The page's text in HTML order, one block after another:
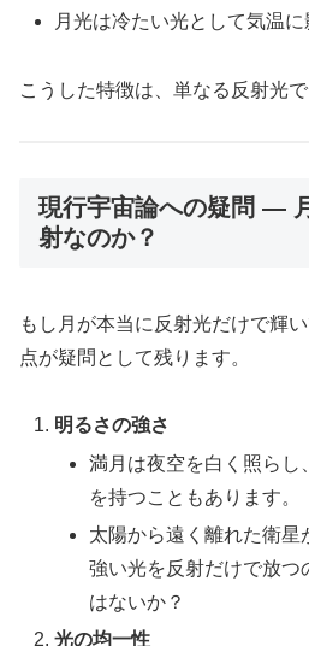
月光は冷たい光として気温
こうした特徴は、単なる反射光
現行宇宙論への疑問 ―
射なのか？
もし月が本当に反射光だけで輝
点が疑問として残ります。
明るさの強さ
満月は夜空を白く照らし
を持つこともあります。
太陽から遠く離れた衛星
強い光を反射だけで放つ
はないか？
光の均一性